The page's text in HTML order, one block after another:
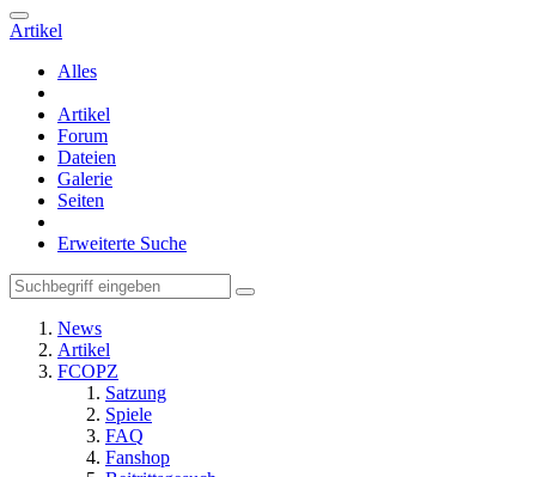
Artikel
Alles
Artikel
Forum
Dateien
Galerie
Seiten
Erweiterte Suche
News
Artikel
FCOPZ
Satzung
Spiele
FAQ
Fanshop